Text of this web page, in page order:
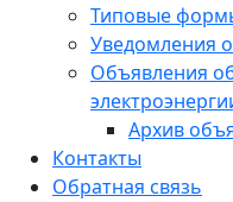
Типовые
Уведомления
Объявления
Архив
Контакты
Обратная связь